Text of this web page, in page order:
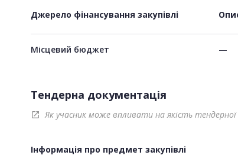
Джерело фінансування закупівлі
Місцевий бюджет —
Тендерна документація
open_in_new Як учасник може впливати на якість тендерної
Інформація про предмет закупівлі